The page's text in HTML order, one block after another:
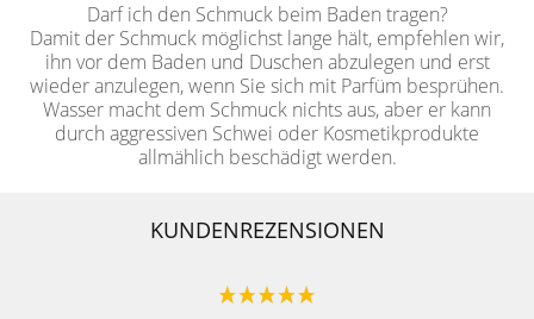
Darf ich den Schmuck beim Baden tragen?
Damit der Schmuck möglichst lange hält, empfehlen wir,
ihn vor dem Baden und Duschen abzulegen und erst
wieder anzulegen, wenn Sie sich mit Parfüm besprühen.
Wasser macht dem Schmuck nichts aus, aber er kann
durch aggressiven Schwei oder Kosmetikprodukte
allmählich beschädigt werden.
KUNDENREZENSIONEN